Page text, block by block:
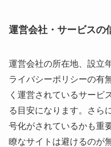
運営会社・サービスの
運営会社の所在地、設立
ライバシーポリシーの有
く運営されているサービ
る目安になります。さら
号化がされているかも重
瞭なサイトは避けるのが